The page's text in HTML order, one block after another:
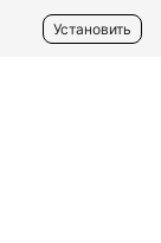
Установить